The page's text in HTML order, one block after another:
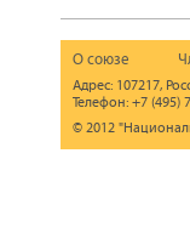
О союзе
Адрес: 107217,
Телефон: +7 (495)
© 2012